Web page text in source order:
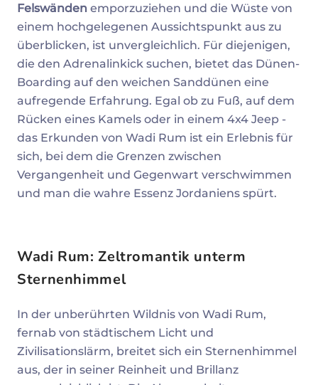
Felswänden emporzuziehen und die Wüste von
einem hochgelegenen Aussichtspunkt aus zu
überblicken, ist unvergleichlich. Für diejenigen,
die den Adrenalinkick suchen, bietet das Dünen-
Boarding auf den weichen Sanddünen eine
aufregende Erfahrung. Egal ob zu Fuß, auf dem
Rücken eines Kamels oder in einem 4x4 Jeep -
das Erkunden von Wadi Rum ist ein Erlebnis für
sich, bei dem die Grenzen zwischen
Vergangenheit und Gegenwart verschwimmen
und man die wahre Essenz Jordaniens spürt.
Wadi Rum: Zeltromantik unterm
Sternenhimmel
In der unberührten Wildnis von Wadi Rum,
fernab von städtischem Licht und
Zivilisationslärm, breitet sich ein Sternenhimmel
aus, der in seiner Reinheit und Brillanz